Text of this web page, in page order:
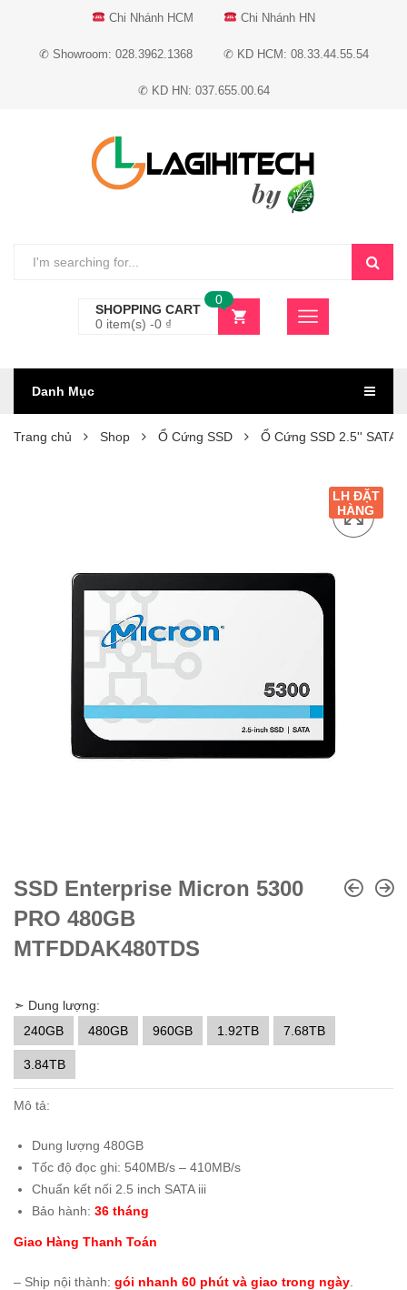
Chi Nhánh HCM Chi Nhánh HN
✆ Showroom: 028.3962.1368 ✆ KD HCM: 08.33.44.55.54
✆ KD HN: 037.655.00.64
SHOPPING CART
0 item(s) -0 ₫
0
Danh Mục
Trang chủ Shop Ổ Cứng SSD Ổ Cứng SSD 2.5'' SATA 3
LH ĐẶT
HÀNG
SSD Enterprise Micron 5300
PRO 480GB
MTFDDAK480TDS
➣ Dung lượng:
240GB
480GB 960GB 1.92TB 7.68TB
3.84TB
Mô tả:
Dung lượng 480GB
Tốc độ đọc ghi: 540MB/s – 410MB/s
Chuẩn kết nối 2.5 inch SATA iii
Bảo hành: 36 tháng
Giao Hàng Thanh Toán
– Ship nội thành: gói nhanh 60 phút và giao trong ngày